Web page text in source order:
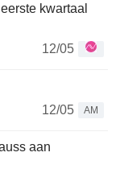
kwartaal
12/05
12/05
AM
aan